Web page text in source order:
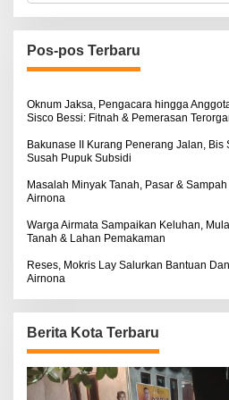
r
i
u
n
u
:
Pos-pos Terbaru
Oknum Jaksa, Pengacara hingga
Sisco Bessi: Fitnah & Pemerasan
Bakunase II Kurang Penerang Jalan,
Susah Pupuk Subsidi
Masalah Minyak Tanah, Pasar &
Airnona
Warga Airmata Sampaikan Keluhan,
Tanah & Lahan Pemakaman
Reses, Mokris Lay Salurkan Bantuan
Airnona
Berita Kota Terbaru